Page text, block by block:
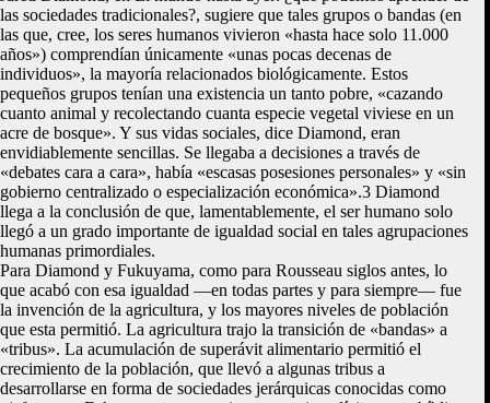
las sociedades tradicionales?, sugiere que tales grupos o bandas (en
las que, cree, los seres humanos vivieron «hasta hace solo 11.000
años») comprendían únicamente «unas pocas decenas de
individuos», la mayoría relacionados biológicamente. Estos
pequeños grupos tenían una existencia un tanto pobre, «cazando
cuanto animal y recolectando cuanta especie vegetal viviese en un
acre de bosque». Y sus vidas sociales, dice Diamond, eran
envidiablemente sencillas. Se llegaba a decisiones a través de
«debates cara a cara», había «escasas posesiones personales» y «sin
gobierno centralizado o especialización económica».3 Diamond
llega a la conclusión de que, lamentablemente, el ser humano solo
llegó a un grado importante de igualdad social en tales agrupaciones
humanas primordiales.
Para Diamond y Fukuyama, como para Rousseau siglos antes, lo
que acabó con esa igualdad —en todas partes y para siempre— fue
la invención de la agricultura, y los mayores niveles de población
que esta permitió. La agricultura trajo la transición de «bandas» a
«tribus». La acumulación de superávit alimentario permitió el
crecimiento de la población, que llevó a algunas tribus a
desarrollarse en forma de sociedades jerárquicas conocidas como